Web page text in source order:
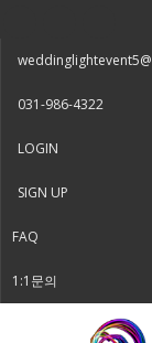
031-986-4322
LOGIN
SIGN UP
FAQ
1:1문의